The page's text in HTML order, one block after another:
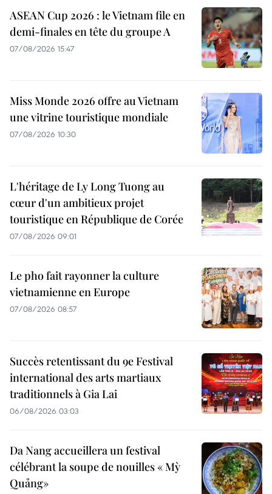
ASEAN Cup 2026 : le Vietnam file en
demi-finales en tête du groupe A
07/08/2026 15:47
Miss Monde 2026 offre au Vietnam
une vitrine touristique mondiale
07/08/2026 10:30
L'héritage de Ly Long Tuong au
cœur d'un ambitieux projet
touristique en République de Corée
07/08/2026 09:01
Le pho fait rayonner la culture
vietnamienne en Europe
07/08/2026 08:57
Succès retentissant du 9e Festival
international des arts martiaux
traditionnels à Gia Lai
06/08/2026 03:03
Da Nang accueillera un festival
célébrant la soupe de nouilles « Mỳ
Quảng»